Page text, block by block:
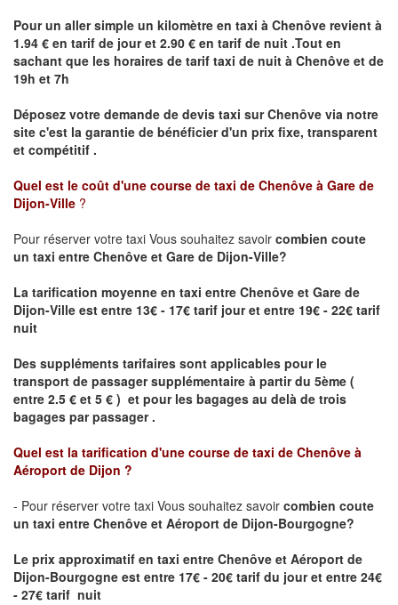
Pour un aller simple un kilomètre en taxi à Chenôve revient à
1.94 € en tarif de jour et 2.90 € en tarif de nuit .Tout en
sachant que les horaires de tarif taxi de nuit à Chenôve et de
19h et 7h
Déposez votre demande de devis taxi surChenôve via notre
site c'est la garantie de bénéficier d'un prix fixe, transparent
et compétitif .
Quel est le coût d'une course de taxi de Chenôve à Gare de
Dijon-Ville ?
Pour réserver votre taxi Vous souhaitez savoir combien coute
un taxi entre Chenôve et Gare de Dijon-Ville?
La tarification moyenne en taxi entre Chenôve et Gare de
Dijon-Ville est entre 13€ - 17€ tarif jour et entre 19€ - 22€ tarif
nuit
Des suppléments tarifaires sont applicables pour le
transport de passager supplémentaire à partir du 5ème (
entre 2.5 € et 5 € ) et pour les bagages au delà de trois
bagages par passager .
Quel est la tarification d'une course de taxi de Chenôve à
Aéroport de Dijon ?
- Pour réserver votre taxi Vous souhaitez savoir combien coute
un taxi entre Chenôve et Aéroport de Dijon-Bourgogne?
Le prix approximatif en taxi entre Chenôve et Aéroport de
Dijon-Bourgogne est entre 17€ - 20€ tarif du jour et entre 24€
- 27€ tarif nuit